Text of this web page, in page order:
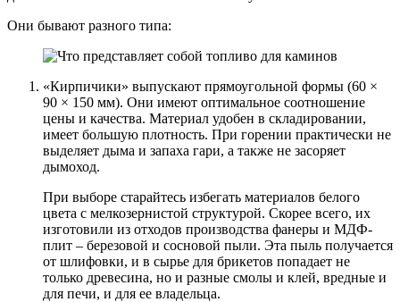
Они бывают разного типа:
«Кирпичики» выпускают прямоугольной формы (60 ×
90 × 150 мм). Они имеют оптимальное соотношение
цены и качества. Материал удобен в складировании,
имеет большую плотность. При горении практически не
выделяет дыма и запаха гари, а также не засоряет
дымоход.
При выборе старайтесь избегать материалов белого
цвета с мелкозернистой структурой. Скорее всего, их
изготовили из отходов производства фанеры и МДФ-
плит – березовой и сосновой пыли. Эта пыль получается
от шлифовки, и в сырье для брикетов попадает не
только древесина, но и разные смолы и клей, вредные и
для печи, и для ее владельца.